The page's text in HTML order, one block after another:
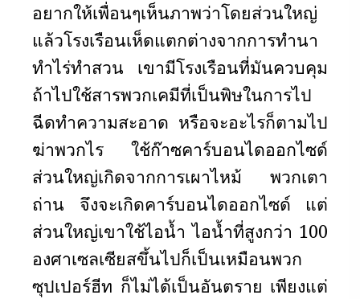
อยากให้เพื่อนๆเห็นภาพว่าโดยส่วนใหญ่
แล้วโรงเรือนเห็ดแตกต่างจากการทำนา
ทำไร่ทำสวน เขามีโรงเรือนที่มันควบคุม
ถ้าไปใช้สารพวกเคมีที่เป็นพิษในการไป
ฉีดทำความสะอาด หรือจะอะไรก็ตามไป
ฆ่าพวกไร ใช้ก๊าซคาร์บอนไดออกไซด์
ส่วนใหญ่เกิดจากการเผาไหม้ พวกเตา
ถ่าน จึงจะเกิดคาร์บอนไดออกไซด์ แต่
ส่วนใหญ่เขาใช้ไอน้ำ ไอน้ำที่สูงกว่า 100
องศาเซลเซียสขึ้นไปก็เป็นเหมือนพวก
ซุปเปอร์ฮีท ก็ไม่ได้เป็นอันตราย เพียงแต่